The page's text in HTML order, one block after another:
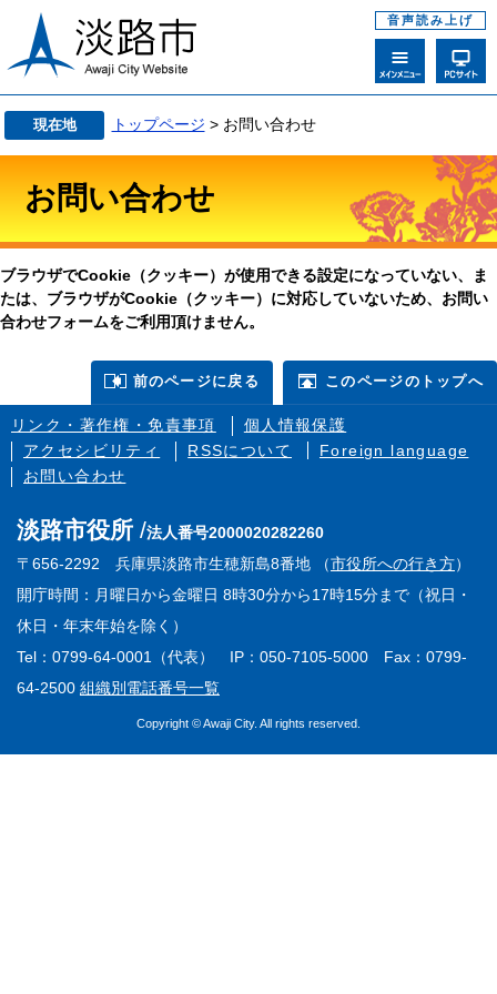
音声読み上げ
現在地 トップページ > お問い合わせ
お問い合わせ
ブラウザでCookie（クッキー）が使用できる設定になっていない、ま
たは、ブラウザがCookie（クッキー）に対応していないため、お問い
合わせフォームをご利用頂けません。
前のページに戻る このページのトップへ
リンク・著作権・免責事項
個人情報保護
アクセシビリティ
RSSについて
Foreign language
お問い合わせ
淡路市役所
法人番号2000020282260
〒656-2292 兵庫県淡路市生穂新島8番地 （市役所への行き方）
開庁時間：月曜日から金曜日 8時30分から17時15分まで（祝日・
休日・年末年始を除く）
Tel：0799-64-0001（代表） IP：050-7105-5000 Fax：0799-
64-2500 組織別電話番号一覧
Copyright © Awaji City. All rights reserved.